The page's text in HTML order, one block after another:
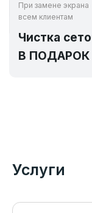
При замене экрана
всем клиентам
Чистка
В ПОДАРОК
Услуги